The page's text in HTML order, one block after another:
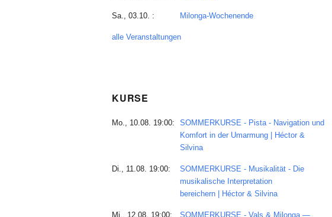
Sa., 03.10. : Milonga-Wochenende
alle Veranstaltungen
KURSE
Mo., 10.08. 19:00:
SOMMERKURSE - Pista - Navigation und
Komfort in der Umarmung | Héctor &
Silvina
Di., 11.08. 19:00:
SOMMERKURSE - Musikalität - Die
musikalische Interpretation
bereichern | Héctor & Silvina
Mi., 12.08. 19:00:
SOMMERKURSE - Vals & Milonga —